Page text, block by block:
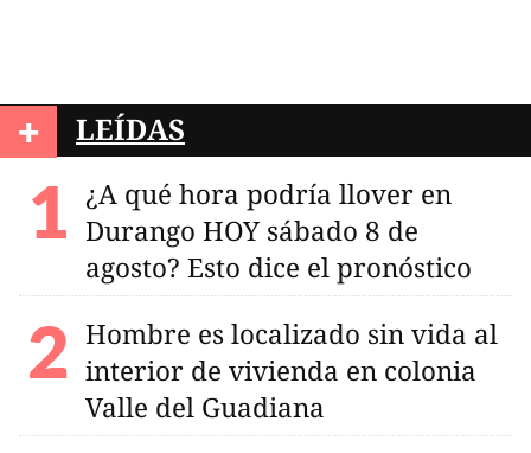
+ LEÍDAS
¿A qué hora podría llover en
Durango HOY sábado 8 de
agosto? Esto dice el pronóstico
Hombre es localizado sin vida al
interior de vivienda en colonia
Valle del Guadiana